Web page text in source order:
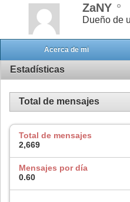
ZaNY
Dueño de
Acerca de mi
Estadísticas
Total de mensajes
Total de mensajes
2,669
Mensajes por día
0.60